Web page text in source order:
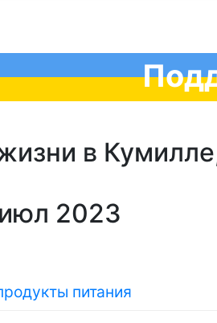
в
2023
питания